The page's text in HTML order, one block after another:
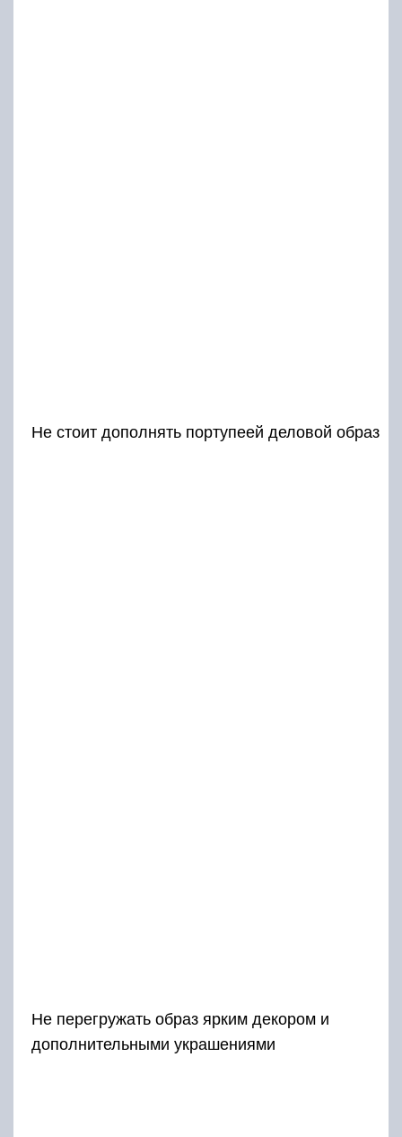
Не стоит дополнять портупеей деловой образ
Не перегружать образ ярким декором и
дополнительными украшениями